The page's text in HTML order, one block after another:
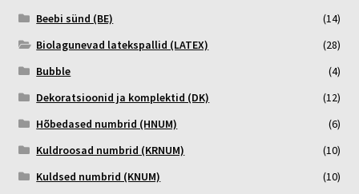
Beebi sünd (BE)
(14)
Biolagunevad latekspallid (LATEX)
(28)
Bubble
(4)
Dekoratsioonid ja komplektid (DK)
(12)
Hõbedased numbrid (HNUM)
(6)
Kuldroosad numbrid (KRNUM)
(10)
Kuldsed numbrid (KNUM)
(10)